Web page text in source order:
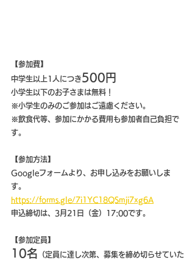
【参加費】
中学生以上1人につき500円
小学生以下のお子さまは無料！
※小学生のみのご参加はご遠慮ください。
※飲食代等、参加にかかる費用も参加者自己負担で
す。
【参加方法】
Googleフォームより、お申し込みをお願いしま
す。
https://forms.gle/7i1YC18QSmji7xg6A
申込締切は、3月21日（金）17:00です。
【参加定員】
10名 （定員に達し次第、募集を締め切らせていた